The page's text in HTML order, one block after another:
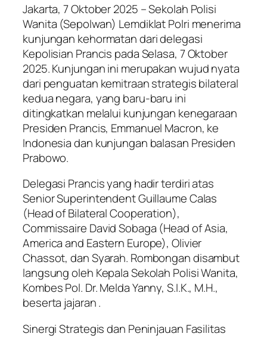
Jakarta, 7 Oktober 2025 – Sekolah Polisi
Wanita (Sepolwan) Lemdiklat Polri menerima
kunjungan kehormatan dari delegasi
Kepolisian Prancis pada Selasa, 7 Oktober
2025. Kunjungan ini merupakan wujud nyata
dari penguatan kemitraan strategis bilateral
kedua negara, yang baru-baru ini
ditingkatkan melalui kunjungan kenegaraan
Presiden Prancis, Emmanuel Macron, ke
Indonesia dan kunjungan balasan Presiden
Prabowo.
Delegasi Prancis yang hadir terdiri atas
Senior Superintendent Guillaume Calas
(Head of Bilateral Cooperation),
Commissaire David Sobaga (Head of Asia,
America and Eastern Europe), Olivier
Chassot, dan Syarah. Rombongan disambut
langsung oleh Kepala Sekolah Polisi Wanita,
Kombes Pol. Dr. Melda Yanny, S.I.K., M.H.,
beserta jajaran .
Sinergi Strategis dan Peninjauan Fasilitas